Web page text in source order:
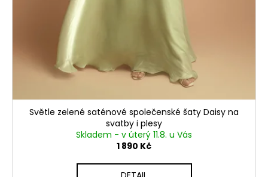
Světle zelené saténové společenské šaty Daisy na
svatby i plesy
Skladem - v úterý 11.8. u Vás
1 890 Kč